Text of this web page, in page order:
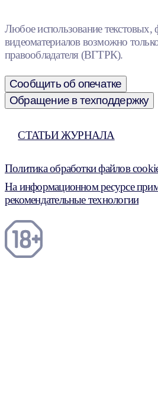
Любое использование текстовых,
видеоматериалов возможно
правообладателя (ВГТРК).
Сообщить об опечатке
Обращение в техподдержку
СТАТЬИ ЖУРНАЛА
Политика обработки файлов
На информационном ресурсе
рекомендательные технологии